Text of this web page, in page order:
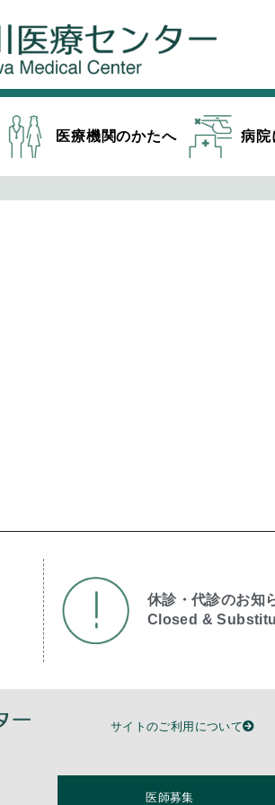
医療機関のかたへ 病院
休診・代診のお知
Closed &
サイトのご利用について
医師募集